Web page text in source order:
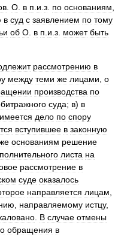
О в п и з по основаниям
в суд с заявлением по тому
об О в п и з может быть
рассмотрению в
между теми же лицами о
производства по
суда; в) в
имеется дело по спору
вступившее в законную
основаниям решение
листа на
рассмотрение в
суде оказалось
направляется лицам
направляемому истцу,
В случае отмены
обращения в